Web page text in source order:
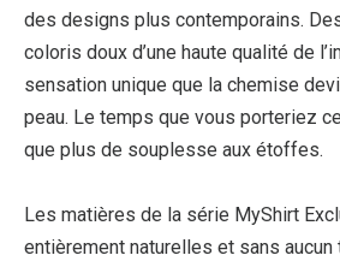
des designs plus contemporains.
coloris doux d’une haute qualité de
sensation unique que la chemise
peau. Le temps que vous porteriez
que plus de souplesse aux étoffes.
Les matières de la série MyShirt
entièrement naturelles et sans aucun